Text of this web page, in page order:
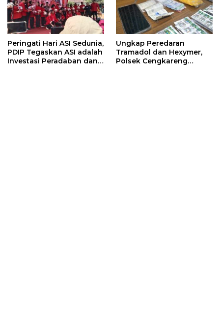
Peringati Hari ASI Sedunia,
PDIP Tegaskan ASI adalah
Investasi Peradaban dan
Ungkap Peredaran
Tramadol dan Hexymer,
Polsek Cengkareng